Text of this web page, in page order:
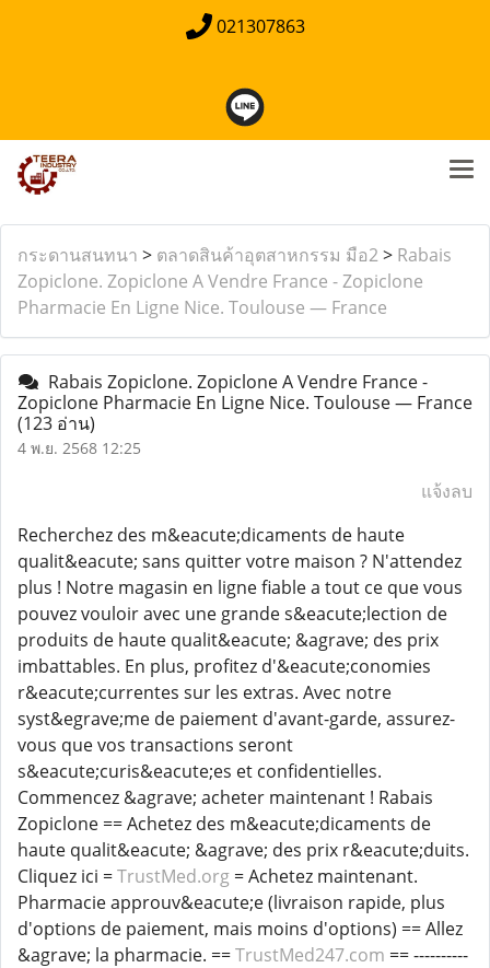
021307863
กระดานสนทนา > ตลาดสินค้าอุตสาหกรรม มือ2> Rabais
Zopiclone. Zopiclone A Vendre France - Zopiclone
Pharmacie En Ligne Nice. Toulouse — France
Rabais Zopiclone. Zopiclone A Vendre France -
Zopiclone Pharmacie En Ligne Nice. Toulouse — France
(123 อ่าน)
4 พ.ย. 2568 12:25
แจ้งลบ
Recherchez des m&eacute;dicaments de haute
qualit&eacute; sans quitter votre maison ? N'attendez
plus ! Notre magasin en ligne fiable a tout ce que vous
pouvez vouloir avec une grande s&eacute;lection de
produits de haute qualit&eacute; &agrave; des prix
imbattables. En plus, profitez d'&eacute;conomies
r&eacute;currentes sur les extras. Avec notre
syst&egrave;me de paiement d'avant-garde, assurez-
vous que vos transactions seront
s&eacute;curis&eacute;es et confidentielles.
Commencez &agrave; acheter maintenant ! Rabais
Zopiclone == Achetez des m&eacute;dicaments de
haute qualit&eacute; &agrave; des prix r&eacute;duits.
Cliquez ici =TrustMed.org = Achetez maintenant.
Pharmacie approuv&eacute;e (livraison rapide, plus
d'options de paiement, mais moins d'options) == Allez
&agrave; la pharmacie. ==TrustMed247.com == ----------